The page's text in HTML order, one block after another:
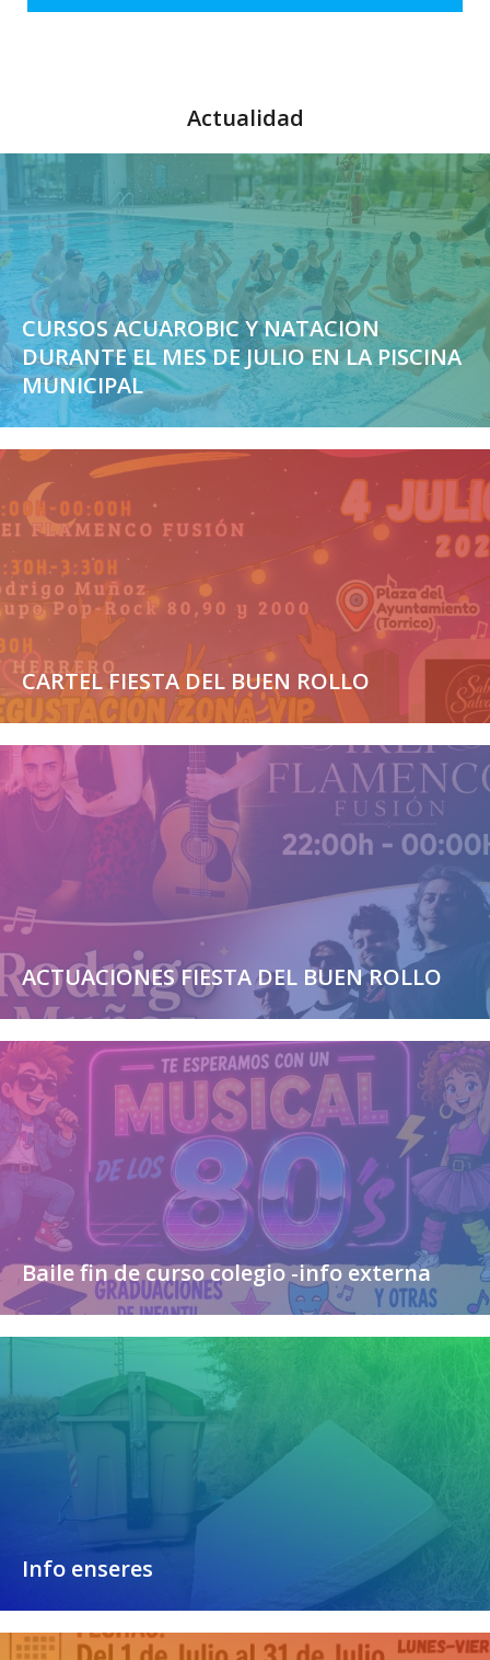
Actualidad
CURSOS ACUAROBIC Y NATACION
DURANTE EL MES DE JULIO EN LA PISCINA
MUNICIPAL
CARTEL FIESTA DEL BUEN ROLLO
ACTUACIONES FIESTA DEL BUEN ROLLO
Baile fin de curso colegio -info externa
Info enseres